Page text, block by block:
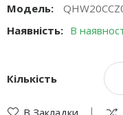
Модель:
Наявність: В
Кількість
В Закладки